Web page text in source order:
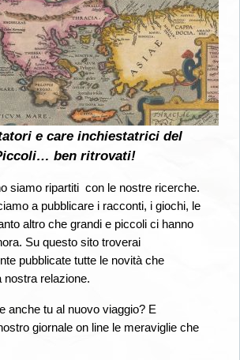
e care inchiestatrici del
ben ritrovati!
siamo ripartiti con le nostre ricerche.
a pubblicare i racconti, i giochi, le
altro che grandi e piccoli ci hanno
Su questo sito troverai
pubblicate tutte le novità che
nostra relazione.
anche tu al nuovo viaggio? E
giornale on line le meraviglie che